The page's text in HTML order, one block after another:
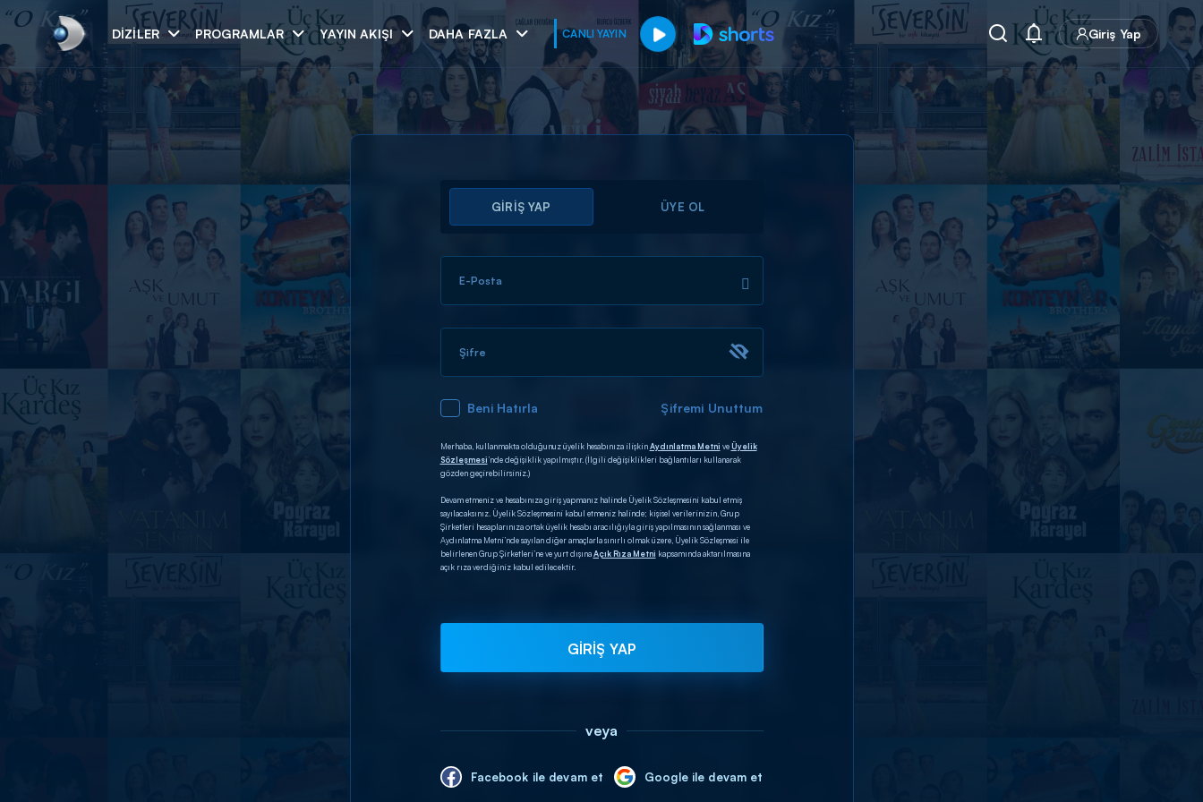
DIZILER PROGRAMLAR YAYIN AKIŞI DAHA FAZLA CANLI YAYIN Giriş Yap
Arama
ARAMA SONUÇLARI
GİRİŞ YAP ÜYE OL
E-Posta
Şifre
Beni Hatırla Şifremi Unuttum
Merhaba, kullanmakta olduğunuz üyelik hesabınıza ilişkinAydınlatma Metni veÜyelik
Sözleşmesi’nde değişiklik yapılmıştır. (İlgili değişiklikleri bağlantıları kullanarak
gözden geçirebilirsiniz.)
Devam etmeniz ve hesabınıza giriş yapmanız halinde Üyelik Sözleşmesini kabul etmiş
sayılacaksınız. Üyelik Sözleşmesini kabul etmeniz halinde; kişisel verilerinizin, Grup
Şirketleri hesaplarınıza ortak üyelik hesabı aracılığıyla giriş yapılmasının sağlanması ve
Aydınlatma Metni’nde sayılan diğer amaçlarla sınırlı olmak üzere, Üyelik Sözleşmesi ile
belirlenen Grup Şirketleri’ne ve yurt dışınaAçık Rıza Metni kapsamında aktarılmasına
açık rıza verdiğiniz kabul edilecektir.
GİRİŞ YAP
veya
Facebook ile devam et Google ile devam et